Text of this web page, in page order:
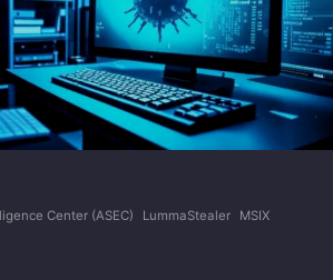
Center (ASEC) LummaStealer
MSIX